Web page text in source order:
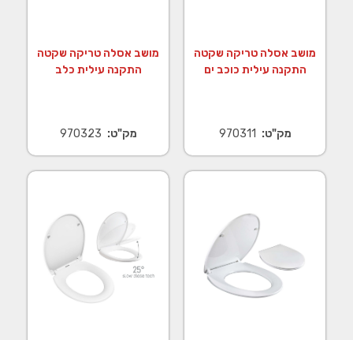
מושב אסלה טריקה שקטה
התקנה עילית כוכב ים
מק"ט: 970311
מושב אסלה טריקה שקטה
התקנה עילית כלב
מק"ט: 970323